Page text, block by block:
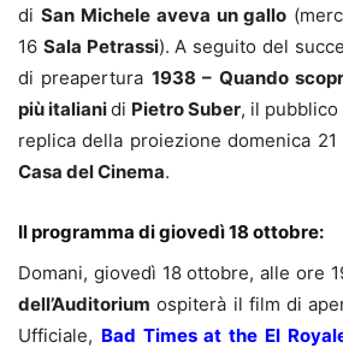
di San Michele aveva un gallo
16 Sala Petrassi). A seguito del
di preapertura 1938 – Quando
più italianidi Pietro Suber, il
replica della proiezione domenica
Casa del Cinema.
Il programma di giovedì 18 ottobre:
Domani, giovedì 18 ottobre, alle ore
dell’Auditorium ospiterà il film di
Ufficiale, Bad Times at the El